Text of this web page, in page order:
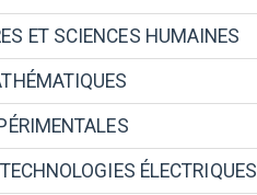
ET SCIENCES HUMAINES
ÉLECTRIQUES